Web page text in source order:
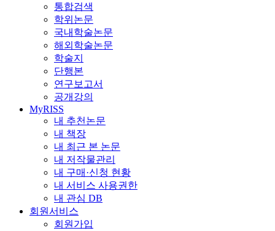
통합검색
학위논문
국내학술논문
해외학술논문
학술지
단행본
연구보고서
공개강의
MyRISS
내 추천논문
내 책장
내 최근 본 논문
내 저작물관리
내 구매·신청 현황
내 서비스 사용권한
내 관심 DB
회원서비스
회원가입